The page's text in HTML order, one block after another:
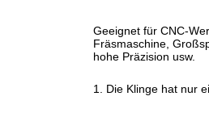
Geeignet für CNC-
Fräsmaschine,
hohe Präzision usw.
1. Die Klinge hat nur